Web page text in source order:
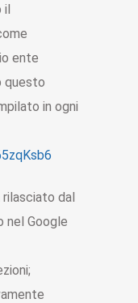
il
ente
questo
in ogni
rilasciato dal
nel Google